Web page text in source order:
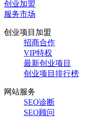
创业加盟
服务市场
创业项目加盟
招商合作
VIP特权
最新创业项目
创业项目排行榜
网站服务
SEO诊断
SEO顾问